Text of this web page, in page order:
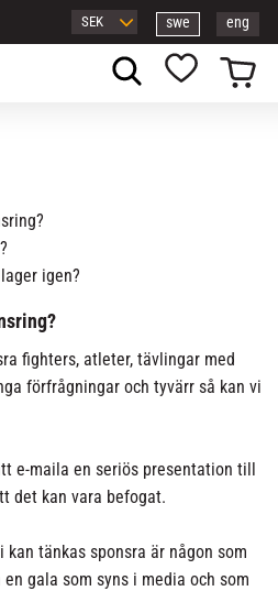
swe eng
Favoriter
Kundvagn
igen?
fighters, atleter, tävlingar med
förfrågningar och tyvärr så kan vi
e-maila en seriös presentation till
det kan vara befogat.
kan tänkas sponsra är någon som
gala som syns i media och som